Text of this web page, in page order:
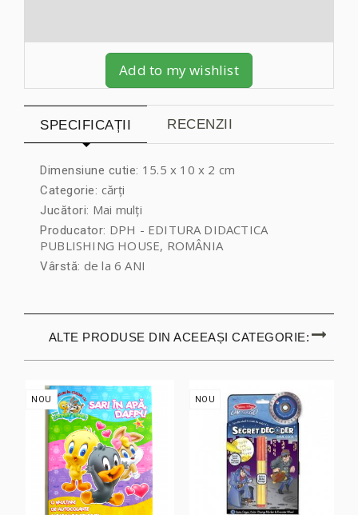
Add to my wishlist
SPECIFICAȚII RECENZII
Dimensiune cutie: 15.5 x 10 x 2 cm
Categorie: cărți
Jucători: Mai mulți
Producator: DPH - EDITURA DIDACTICA
PUBLISHING HOUSE, ROMÂNIA
Vârstă: de la 6 ANI
ALTE PRODUSE DIN ACEEAȘI CATEGORIE:
NOU NOU